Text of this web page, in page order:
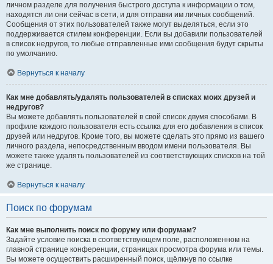
личном разделе для получения быстрого доступа к информации о том,
находятся ли они сейчас в сети, и для отправки им личных сообщений.
Сообщения от этих пользователей также могут выделяться, если это
поддерживается стилем конференции. Если вы добавили пользователей
в список недругов, то любые отправленные ими сообщения будут скрыты
по умолчанию.
Вернуться к началу
Как мне добавлять/удалять пользователей в списках моих друзей и
недругов?
Вы можете добавлять пользователей в свой список двумя способами. В
профиле каждого пользователя есть ссылка для его добавления в список
друзей или недругов. Кроме того, вы можете сделать это прямо из вашего
личного раздела, непосредственным вводом имени пользователя. Вы
можете также удалять пользователей из соответствующих списков на той
же странице.
Вернуться к началу
Поиск по форумам
Как мне выполнить поиск по форуму или форумам?
Задайте условие поиска в соответствующем поле, расположенном на
главной странице конференции, страницах просмотра форума или темы.
Вы можете осуществить расширенный поиск, щёлкнув по ссылке